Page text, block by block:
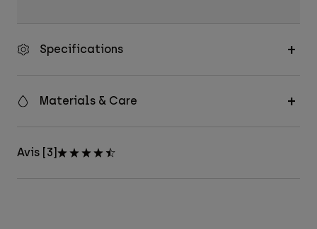
Specifications
Materials & Care
Avis [3]